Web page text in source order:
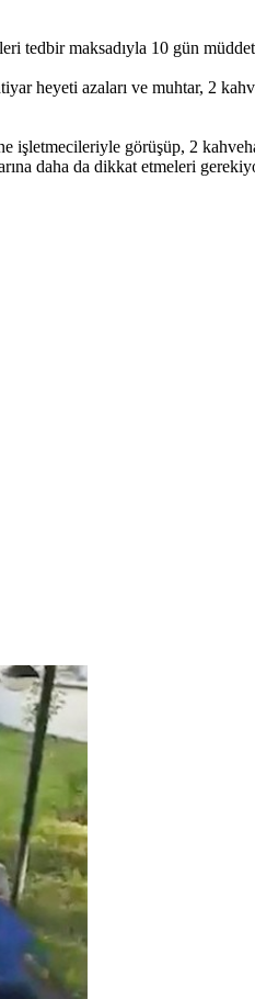
tedbir maksadıyla 10 gün
heyeti azaları ve muhtar, 2
işletmecileriyle görüşüp, 2
daha da dikkat etmeleri